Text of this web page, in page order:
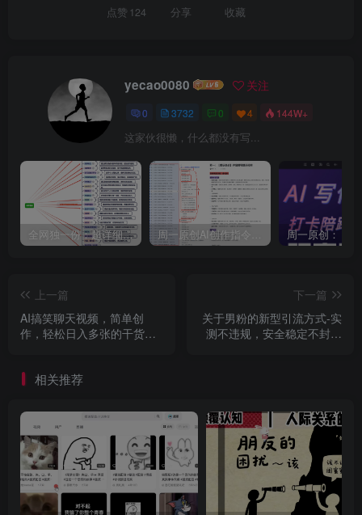
点赞 124 分享 收藏
yecao0080 关注
0 3732 0 4 144W+
这家伙很懒，什么都没有写...
全网独一份：超详细的40+个自媒体赛道领域解析手册，让你的内容创作不再局限！ 周一原创AI创作指令词：30+个领域赛道的创作提示词集合
上一篇
AI搞笑聊天视频，简单创
作，轻松日入多张的干货教
下一篇
关于男粉的新型引流方式-实
测不违规，安全稳定不封号
相关推荐